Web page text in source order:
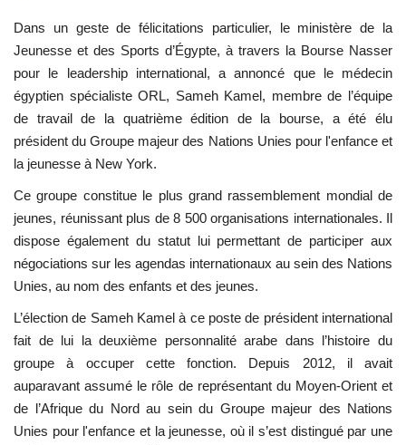
Mouvement de la jeunesse de
Nasser
La Bourse Nasser pour le leadership
international
Actualités
Équipe de travail
Les pionniers
Le citoyen mondial
Documents
L'exposition
Dans un geste de félicitations particulier, le ministère de la
Jeunesse et des Sports d’Égypte, à travers la Bourse Nasser
pour le leadership international, a annoncé que le médecin
égyptien spécialiste ORL, Sameh Kamel, membre de l’équipe
de travail de la quatrième édition de la bourse, a été élu
président du Groupe majeur des Nations Unies pour l'enfance et
la jeunesse à New York.
Ce groupe constitue le plus grand rassemblement mondial de
jeunes, réunissant plus de 8 500 organisations internationales. Il
dispose également du statut lui permettant de participer aux
négociations sur les agendas internationaux au sein des Nations
Unies, au nom des enfants et des jeunes.
L’élection de Sameh Kamel à ce poste de président international
fait de lui la deuxième personnalité arabe dans l’histoire du
groupe à occuper cette fonction. Depuis 2012, il avait
auparavant assumé le rôle de représentant du Moyen-Orient et
de l’Afrique du Nord au sein du Groupe majeur des Nations
Unies pour l'enfance et la jeunesse, où il s’est distingué par une